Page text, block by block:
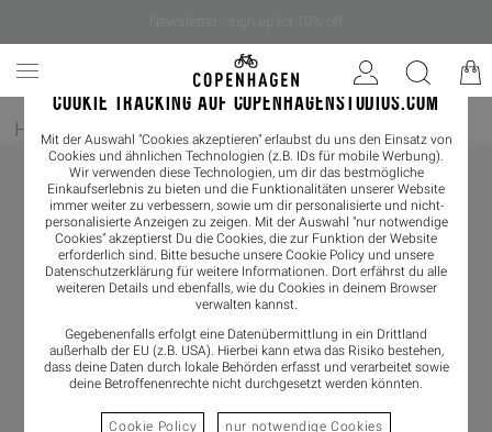
COOKIE TRACKING AUF COPENHAGENSTUDIOS.COM
Mit der Auswahl "Cookies akzeptieren" erlaubst du uns den Einsatz von
Cookies und ähnlichen Technologien (z.B. IDs für mobile Werbung).
Wir verwenden diese Technologien, um dir das bestmögliche
Einkaufserlebnis zu bieten und die Funktionalitäten unserer Website
immer weiter zu verbessern, sowie um dir personalisierte und nicht-
personalisierte Anzeigen zu zeigen. Mit der Auswahl "nur notwendige
Cookies" akzeptierst Du die Cookies, die zur Funktion der Website
erforderlich sind. Bitte besuche unsere Cookie Policy und unsere
Datenschutzerklärung für weitere Informationen. Dort erfährst du alle
weiteren Details und ebenfalls, wie du Cookies in deinem Browser
verwalten kannst.
Gegebenenfalls erfolgt eine Datenübermittlung in ein Drittland
außerhalb der EU (z.B. USA). Hierbei kann etwa das Risiko bestehen,
dass deine Daten durch lokale Behörden erfasst und verarbeitet sowie
deine Betroffenenrechte nicht durchgesetzt werden könnten.
Cookie Policy nur notwendige Cookies
Home / Herren/ Boots